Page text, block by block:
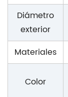
Diámetro
exterior
Materiales
Color